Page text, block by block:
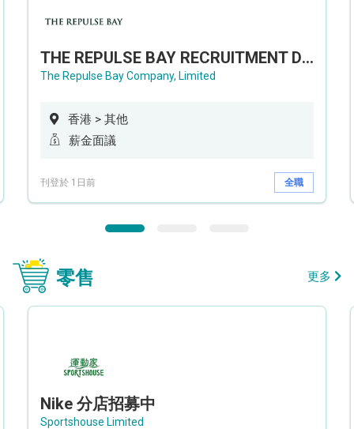
THE REPULSE BAY RECRUITMENT DAY 淺水灣影灣園人才招聘會
The Repulse Bay Company, Limited
香港 > 其他
薪金面議
刊登於 1日前 全職
零售 更多
Nike 分店招募中
Sportshouse Limited